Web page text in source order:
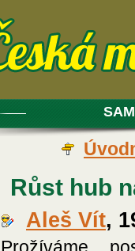
Růst hub
Aleš Vít,